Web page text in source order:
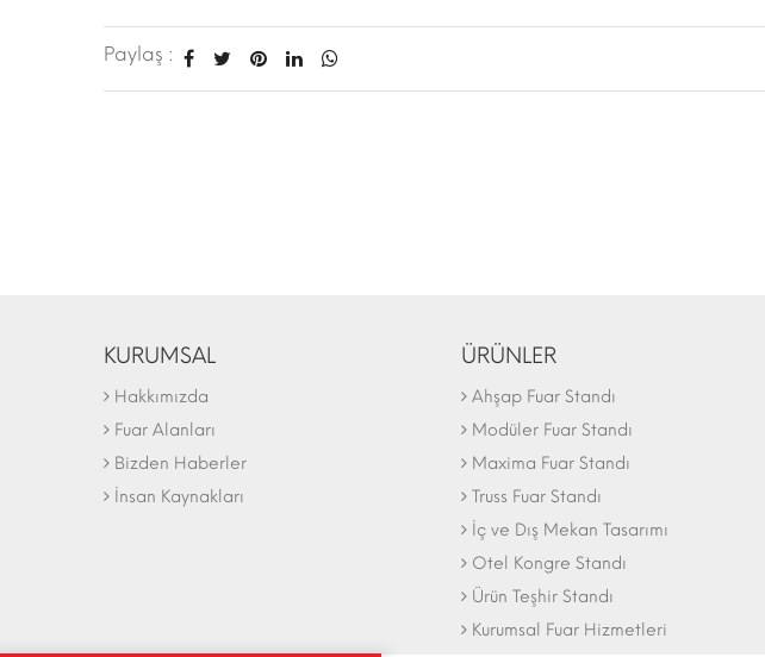
Paylaş :
KURUMSAL
Hakkımızda
Fuar Alanları
Bizden Haberler
İnsan Kaynakları
ÜRÜNLER
Ahşap Fuar Standı
Modüler Fuar Standı
Maxima Fuar Standı
Truss Fuar Standı
İç ve Dış Mekan Tasarımı
Otel Kongre Standı
Ürün Teşhir Standı
Kurumsal Fuar Hizmetleri